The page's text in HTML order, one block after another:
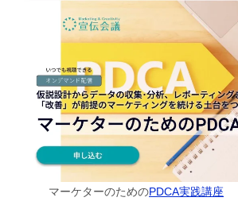
マーケターのためのPDCA実践講座